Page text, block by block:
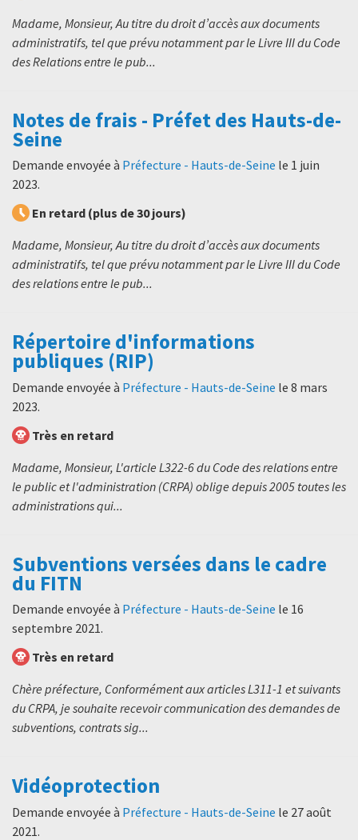
Madame, Monsieur, Au titre du droit d’accès aux documents
administratifs, tel que prévu notamment par le Livre III du Code
des Relations entre le pub...
Notes de frais - Préfet des Hauts-de-
Seine
Demande envoyée à Préfecture - Hauts-de-Seine le 1 juin
2023.
En retard (plus de 30 jours)
Madame, Monsieur, Au titre du droit d’accès aux documents
administratifs, tel que prévu notamment par le Livre III du Code
des relations entre le pub...
Répertoire d'informations
publiques (RIP)
Demande envoyée à Préfecture - Hauts-de-Seine le 8 mars
2023.
Très en retard
Madame, Monsieur, L'article L322-6 du Code des relations entre
le public et l'administration (CRPA) oblige depuis 2005 toutes les
administrations qui...
Subventions versées dans le cadre
du FITN
Demande envoyée à Préfecture - Hauts-de-Seine le 16
septembre 2021.
Très en retard
Chère préfecture, Conformément aux articles L311-1 et suivants
du CRPA, je souhaite recevoir communication des demandes de
subventions, contrats sig...
Vidéoprotection
Demande envoyée à Préfecture - Hauts-de-Seine le 27 août
2021.